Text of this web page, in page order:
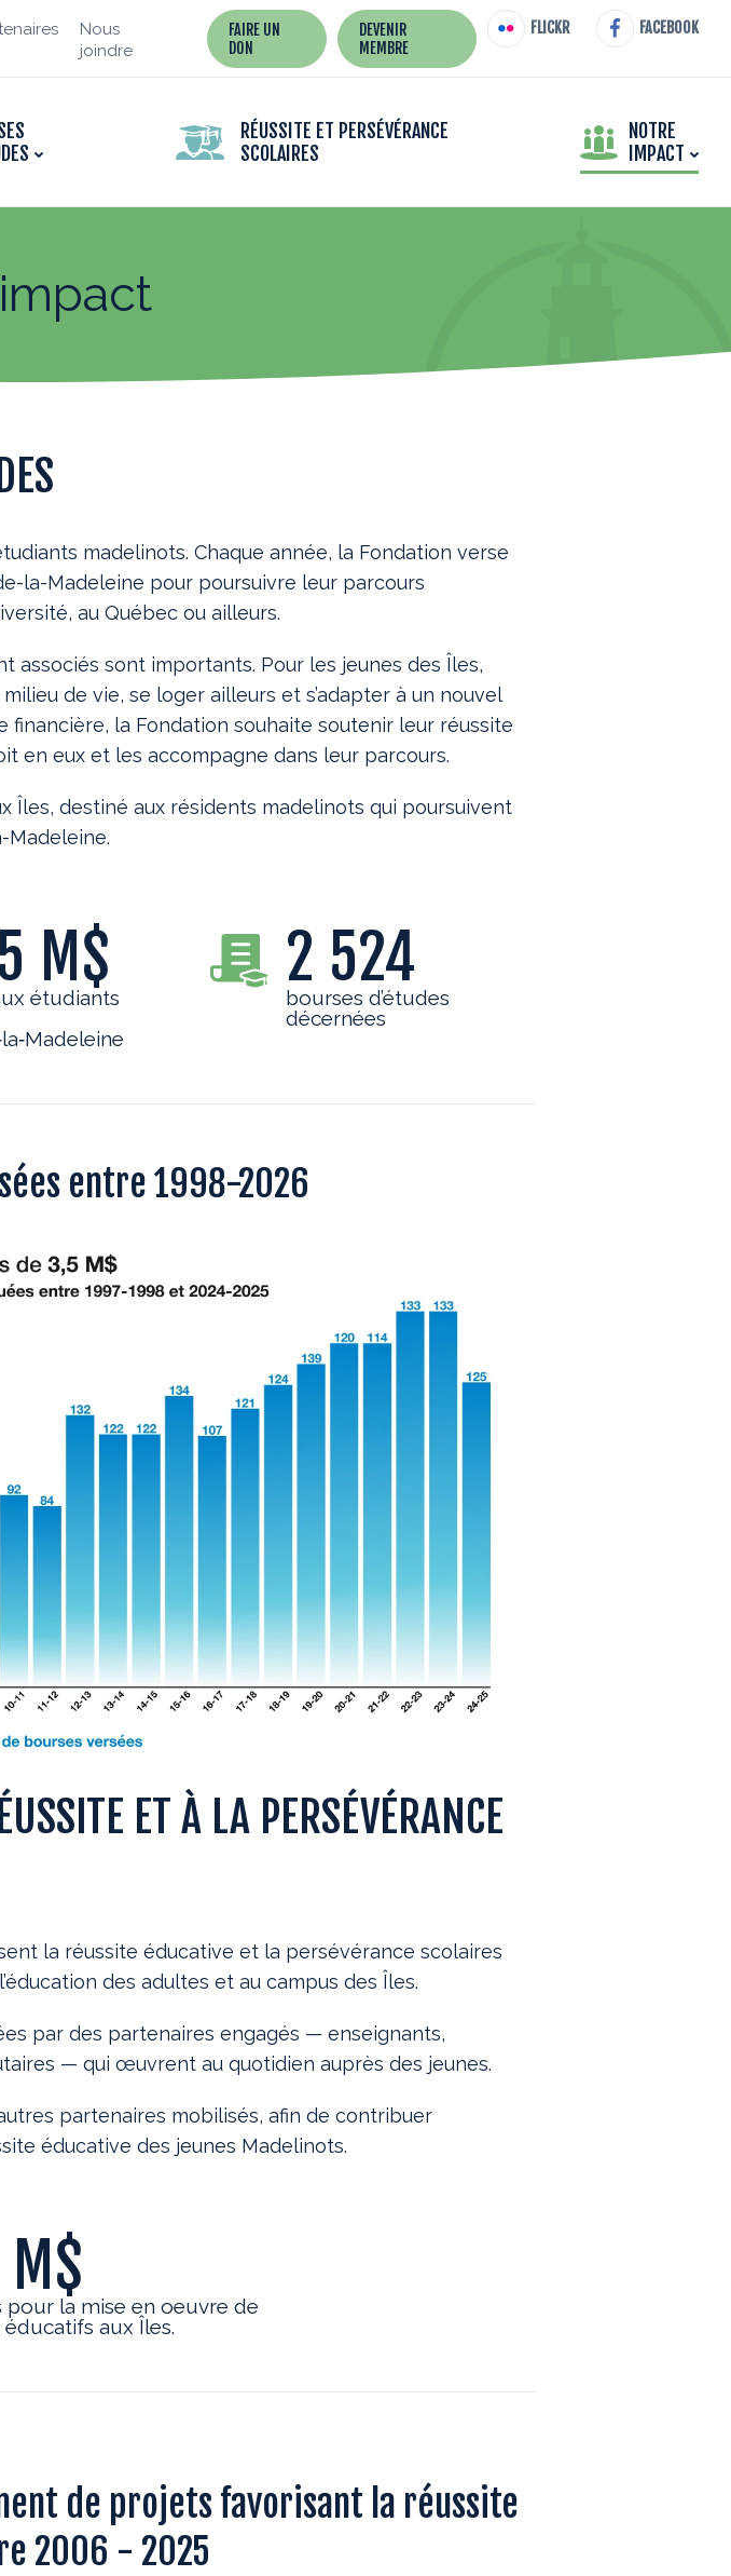
Nous
joindre
FAIRE UN
DON
DEVENIR
MEMBRE
FLICKR FACEBOOK
RÉUSSITE ET PERSÉVÉRANCE
SCOLAIRES
NOTRE
IMPACT
madelinots. Chaque année, la Fondation verse
la-Madeleine pour poursuivre leur parcours
au Québec ou ailleurs.
associés sont importants. Pour les jeunes des Îles,
de vie, se loger ailleurs et s’adapter à un nouvel
la Fondation souhaite soutenir leur réussite
en eux et les accompagne dans leur parcours.
Îles, destiné aux résidents madelinots qui poursuivent
Madeleine.
M$
étudiants
2 524
bourses d’études
décernées
entre 1998-2026
ET À LA PERSÉVÉRANCE
la réussite éducative et la persévérance scolaires
des adultes et au campus des Îles.
par des partenaires engagés — enseignants,
— qui œuvrent au quotidien auprès des jeunes.
partenaires mobilisés, afin de contribuer
éducative des jeunes Madelinots.
M$
pour la mise en oeuvre de
aux Îles.
de projets favorisant la réussite
2006 - 2025